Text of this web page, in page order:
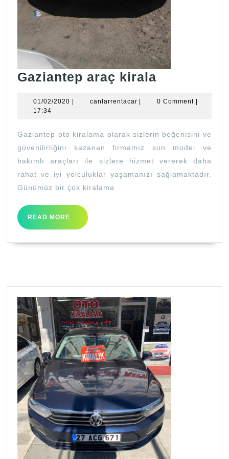
Gaziantep araç kirala
kirala
01/02/2020 01/02/2020canlarrentacarcanlarrentacar
0 Comment
17:34
Gaziantep oto kiralama olarak sizlerin beğenisini ve
güvenilirliğini kazanan firmamız son model ve
bakımlı araçları ile sizlere hizmet vererek daha
rahat ve iyi yolculuklar yaşamanızı sağlamaktadır.
Günümüz bir çok kiralama
READ MORE
READ
MORE